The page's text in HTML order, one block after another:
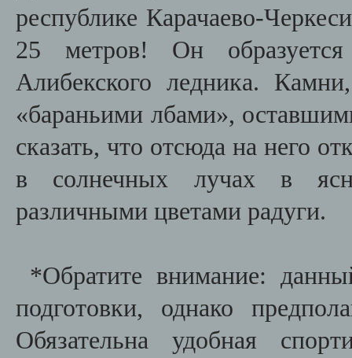
республике Карачаево-
25 метров! Он
Алибекского ледника.
«бараньими лбами»,
сказать, что отсюда на него
в солнечных лучах в
различными цветами радуги.
*Обратите внимание:
подготовки, однако
Обязательна удобная